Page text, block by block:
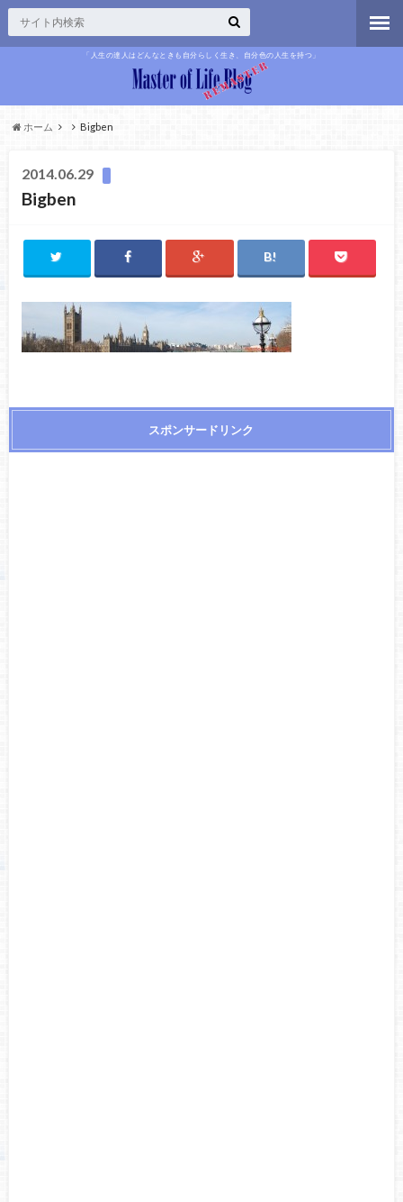
「人生の達人はどんなときも自分らしく生き、自分色の人生を持つ」
ホーム Bigben
2014.06.29
Bigben
スポンサードリンク